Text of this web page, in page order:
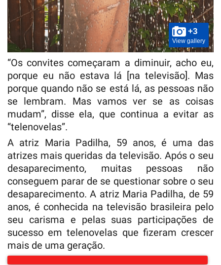
+3
View gallery
“Os convites começaram a diminuir, acho eu,
porque eu não estava lá [na televisão]. Mas
porque quando não se está lá, as pessoas não
se lembram. Mas vamos ver se as coisas
mudam”, disse ela, que continua a evitar as
“telenovelas”.
A atriz Maria Padilha, 59 anos, é uma das
atrizes mais queridas da televisão. Após o seu
desaparecimento, muitas pessoas não
conseguem parar de se questionar sobre o seu
desaparecimento. A atriz Maria Padilha, de 59
anos, é conhecida na televisão brasileira pelo
seu carisma e pelas suas participações de
sucesso em telenovelas que fizeram crescer
mais de uma geração.